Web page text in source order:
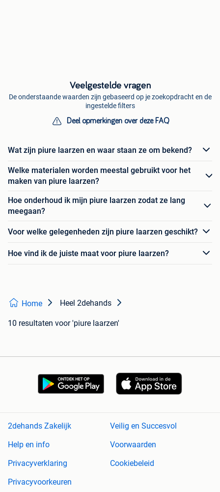
Veelgestelde vragen
De onderstaande waarden zijn gebaseerd op je zoekopdracht en de
ingestelde filters
Deel opmerkingen over deze FAQ
Wat zijn piure laarzen en waar staan ze om bekend?
Welke materialen worden meestal gebruikt voor het
maken van piure laarzen?
Hoe onderhoud ik mijn piure laarzen zodat ze lang
meegaan?
Voor welke gelegenheden zijn piure laarzen geschikt?
Hoe vind ik de juiste maat voor piure laarzen?
Home Heel 2dehands
10 resultaten voor 'piure laarzen'
2dehands Zakelijk
Veilig en Succesvol
Help en info
Voorwaarden
Privacyverklaring
Cookiebeleid
Privacyvoorkeuren